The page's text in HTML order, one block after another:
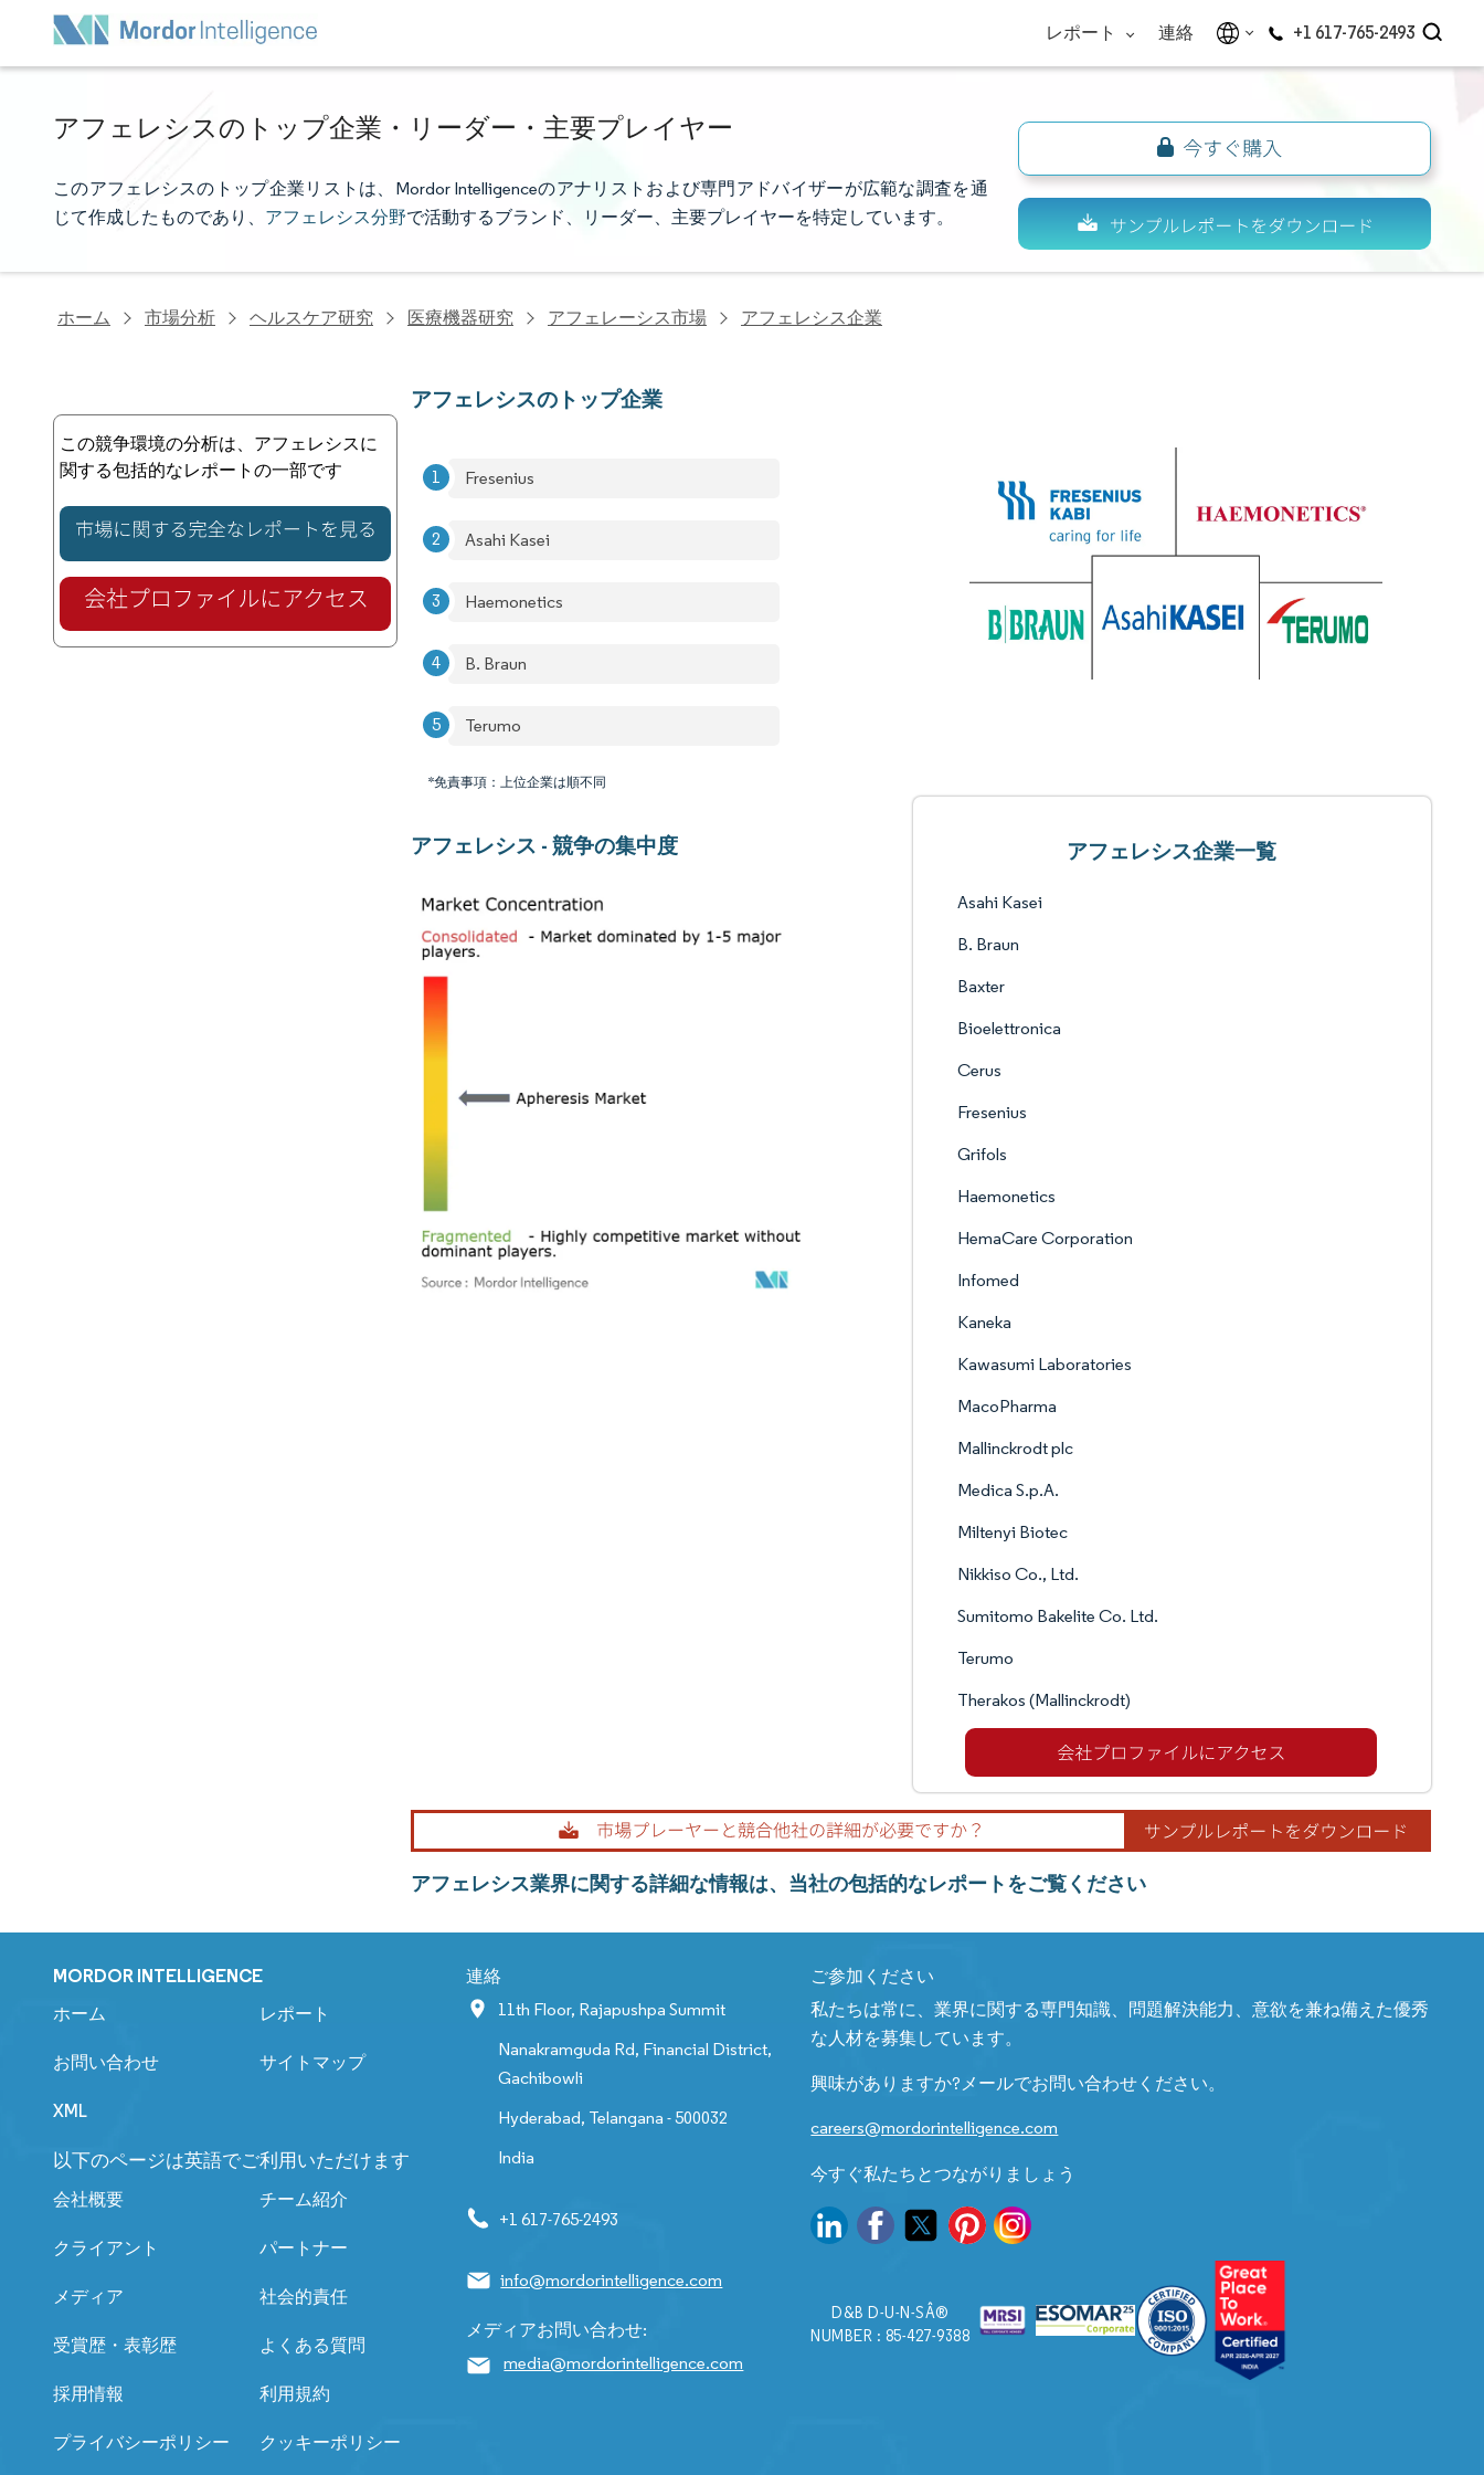
レポート 連絡 +1 617-765-2493
アフェレシスのトップ企業・リーダー・主要プレイヤー
このアフェレシスのトップ企業リストは、Mordor Intelligenceのアナリストおよび専門アドバイザーが広範な調査を通
じて作成したものであり、 アフェレシス分野で活動するブランド、リーダー、主要プレイヤーを特定しています。
ホーム 市場分析 ヘルスケア研究 医療機器研究 アフェレーシス市場 アフェレシス企業
この競争環境の分析は、アフェレシスに
関する包括的なレポートの一部です
アフェレシスのトップ企業
Fresenius
Asahi Kasei
Haemonetics
B. Braun
Terumo
*免責事項：上位企業は順不同
アフェレシス - 競争の集中度 アフェレシス企業一覧
Asahi Kasei
B. Braun
Baxter
Bioelettronica
Cerus
Fresenius
Grifols
Haemonetics
HemaCare Corporation
Infomed
Kaneka
Kawasumi Laboratories
MacoPharma
Mallinckrodt plc
Medica S.p.A.
Miltenyi Biotec
Nikkiso Co., Ltd.
Sumitomo Bakelite Co. Ltd.
Terumo
Therakos (Mallinckrodt)
アフェレシス業界に関する詳細な情報は、当社の包括的なレポートをご覧ください
MORDOR INTELLIGENCE
ホーム レポート
お問い合わせ サイトマップ
XML
以下のページは英語でご利用いただけます
会社概要 チーム紹介
クライアント パートナー
メディア 社会的責任
受賞歴・表彰歴 よくある質問
採用情報 利用規約
プライバシーポリシー クッキーポリシー
連絡
11th Floor, Rajapushpa Summit
Nanakramguda Rd, Financial District,
Gachibowli
Hyderabad, Telangana - 500032
India
+1 617-765-2493
info@mordorintelligence.com
メディアお問い合わせ:
media@mordorintelligence.com
ご参加ください
私たちは常に、業界に関する専門知識、問題解決能力、意欲を兼ね備えた優秀
な人材を募集しています。
興味がありますか?メールでお問い合わせください。
careers@mordorintelligence.com
今すぐ私たちとつながりましょう
D&B D-U-N-SÂ®
NUMBER : 85-427-9388